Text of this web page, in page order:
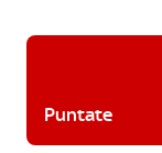
Puntate